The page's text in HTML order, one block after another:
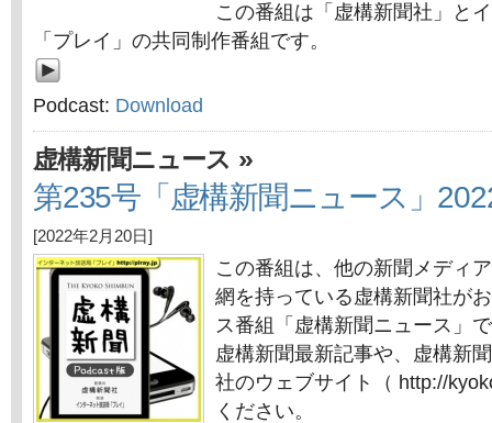
この番組は「虚構新聞社」と
「プレイ」の共同制作番組です。
Podcast: Download
虚構新聞ニュース »
第235号「虚構新聞ニュース」
[2022年2月20日]
この番組は、他の新聞メディ
網を持っている虚構新聞社が
ス番組「虚構新聞ニュース」
虚構新聞最新記事や、虚構新
社のウェブサイト（ http://
ください。